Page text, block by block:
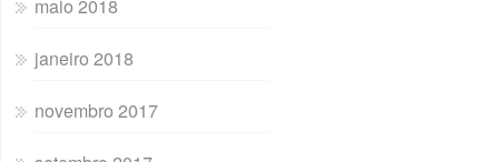
maio 2018
janeiro 2018
novembro 2017